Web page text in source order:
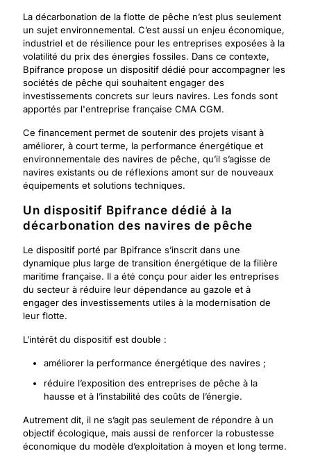
La décarbonation de la flotte de pêche n’est plus seulement
un sujet environnemental. C’est aussi un enjeu économique,
industriel et de résilience pour les entreprises exposées à la
volatilité du prix des énergies fossiles. Dans ce contexte,
Bpifrance propose un dispositif dédié pour accompagner les
sociétés de pêche qui souhaitent engager des
investissements concrets sur leurs navires. Les fonds sont
apportés par l'entreprise française CMA CGM.
Ce financement permet de soutenir des projets visant à
améliorer, à court terme, la performance énergétique et
environnementale des navires de pêche, qu’il s’agisse de
navires existants ou de réflexions amont sur de nouveaux
équipements et solutions techniques.
Un dispositif Bpifrance dédié à la
décarbonation des navires de pêche
Le dispositif porté par Bpifrance s’inscrit dans une
dynamique plus large de transition énergétique de la filière
maritime française. Il a été conçu pour aider les entreprises
du secteur à réduire leur dépendance au gazole et à
engager des investissements utiles à la modernisation de
leur flotte.
L’intérêt du dispositif est double :
améliorer la performance énergétique des navires ;
réduire l’exposition des entreprises de pêche à la
hausse et à l’instabilité des coûts de l’énergie.
Autrement dit, il ne s’agit pas seulement de répondre à un
objectif écologique, mais aussi de renforcer la robustesse
économique du modèle d’exploitation à moyen et long terme.